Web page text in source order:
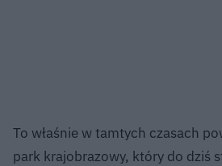
To właśnie w tamtych czasach
park krajobrazowy, który do dziś